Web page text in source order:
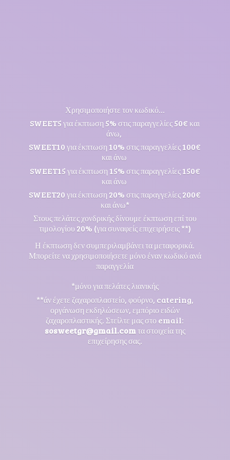
Χρησιμοποιήστε τον κωδικό...
SWEET5 για έκπτωση 5% στις παραγγελίες 50€ και
άνω,
SWEET10 για έκπτωση 10% στις παραγγελίες 100€
και άνω
SWEET15 για έκπτωση 15% στις παραγγελίες 150€
και άνω
SWEET20 για έκπτωση 20% στις παραγγελίες 200€
και άνω*
Στους πελάτες χονδρικής δίνουμε έκπτωση επί του
τιμολογίου 20% (για συναφείς επιχειρήσεις **)
Η έκπτωση δεν συμπεριλαμβάνει τα μεταφορικά.
Μπορείτε να χρησιμοποιήσετε μόνο έναν κωδικό ανά
παραγγελία
*μόνο για πελάτες λιανικής
**άν έχετε ζαχαροπλαστείο, φούρνο, catering,
οργάνωση εκδηλώσεων, εμπόριο ειδών
ζαχαροπλαστικής. Στείλτε μας στο email:
sosweetgr@gmail.comτα στοιχεία της
επιχείρησης σας.